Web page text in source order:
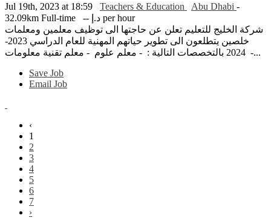
Jul 19th, 2023 at 18:59 Teachers & Education Abu Dhabi -
32.09km Full-time
-- د.إ per hour
شركة الخليج للتعليم تعلن عن حاجتها الى توظيف معلمين ومعلمات
خلصين يتطلعون الى تطوير حياتهم المهنية للعام الدراسي 2023-
2024 بالتخصصات التالية : - معلم علوم - معلم تقنية معلومات -...
Save Job
Email Job
‹
1
2
3
4
5
6
7
›